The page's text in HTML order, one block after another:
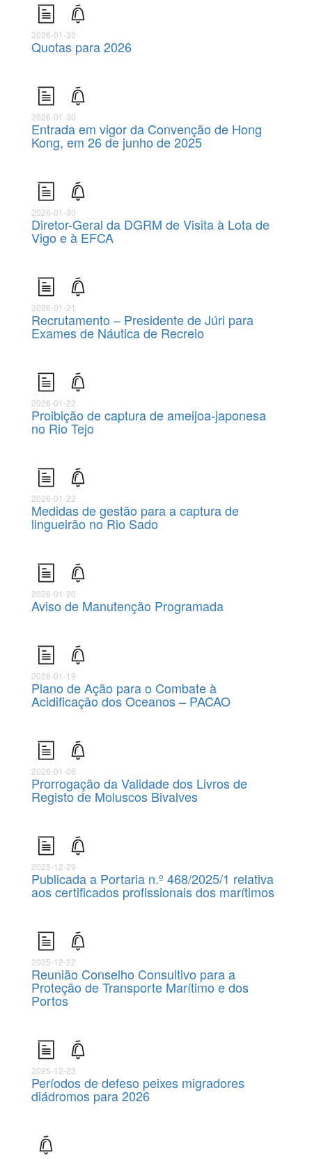
2026-01-30
Quotas para 2026
2026-01-30
Entrada em vigor da Convenção de Hong
Kong, em 26 de junho de 2025
2026-01-30
Diretor-Geral da DGRM de Visita à Lota de
Vigo e à EFCA
2026-01-21
Recrutamento – Presidente de Júri para
Exames de Náutica de Recreio
2026-01-22
Proibição de captura de ameijoa-japonesa
no Rio Tejo
2026-01-22
Medidas de gestão para a captura de
lingueirão no Rio Sado
2026-01-20
Aviso de Manutenção Programada
2026-01-19
Plano de Ação para o Combate à
Acidificação dos Oceanos – PACAO
2026-01-06
Prorrogação da Validade dos Livros de
Registo de Moluscos Bivalves
2025-12-29
Publicada a Portaria n.º 468/2025/1 relativa
aos certificados profissionais dos marítimos
2025-12-22
Reunião Conselho Consultivo para a
Proteção de Transporte Marítimo e dos
Portos
2025-12-23
Períodos de defeso peixes migradores
diádromos para 2026